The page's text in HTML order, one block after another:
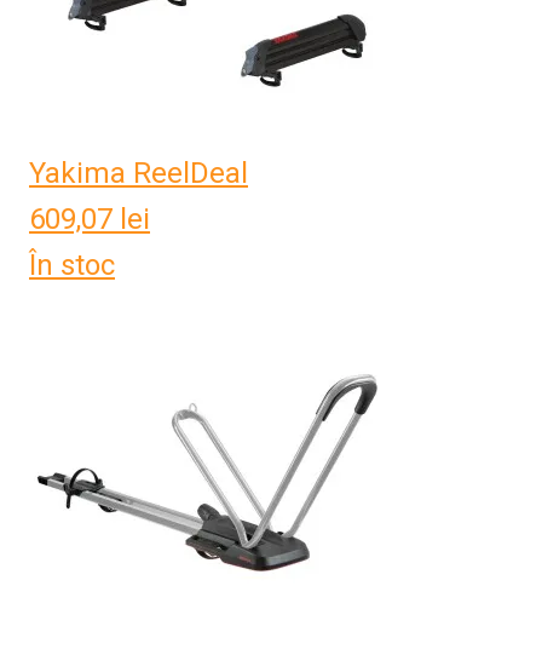
Yakima ReelDeal
609,07 lei
În stoc